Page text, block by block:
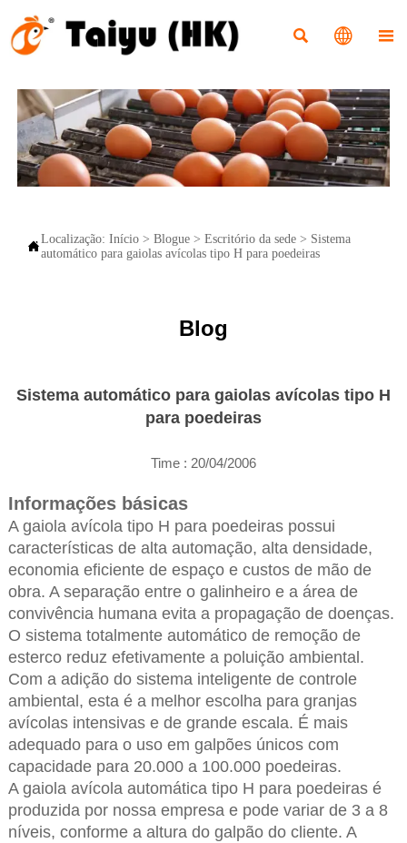
  
Localização: Início> Blogue> Escritório da sede> Sistema
automático para gaiolas avícolas tipo H para poedeiras
Blog
Sistema automático para gaiolas avícolas tipo H
para poedeiras
Time : 20/04/2006
Informações básicas
A gaiola avícola tipo H para poedeiras possui
características de alta automação, alta densidade,
economia eficiente de espaço e custos de mão de
obra. A separação entre o galinheiro e a área de
convivência humana evita a propagação de doenças.
O sistema totalmente automático de remoção de
esterco reduz efetivamente a poluição ambiental.
Com a adição do sistema inteligente de controle
ambiental, esta é a melhor escolha para granjas
avícolas intensivas e de grande escala. É mais
adequado para o uso em galpões únicos com
capacidade para 20.000 a 100.000 poedeiras.
A gaiola avícola automática tipo H para poedeiras é
produzida por nossa empresa e pode variar de 3 a 8
níveis, conforme a altura do galpão do cliente. A